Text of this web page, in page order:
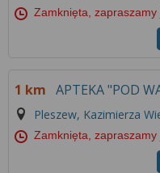
Zamknięta, zapraszamy
1 km APTEKA "POD
Pleszew, Kazimierza
Zamknięta, zapraszamy